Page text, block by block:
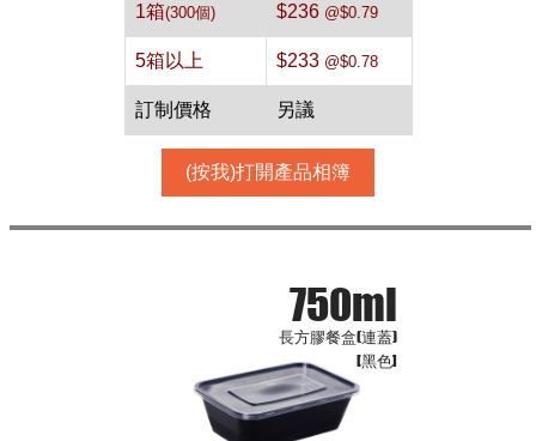
1箱(300個) $236@$0.79
5箱以上 $233@$0.78
訂制價格 另議
(按我)打開產品相簿
750ml
長方膠餐盒(連蓋)
[黑色]